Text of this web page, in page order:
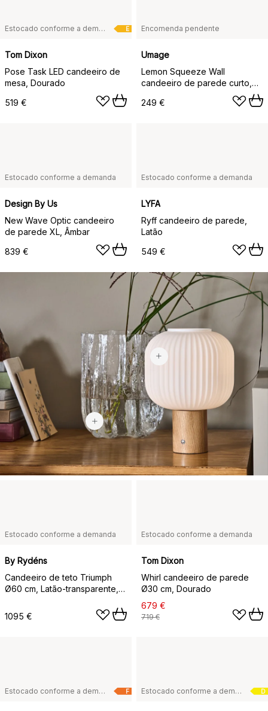
E
Estocado conforme a demanda
Tom Dixon
Pose Task LED candeeiro de
mesa, Dourado
519 €
Encomenda pendente
Umage
Lemon Squeeze Wall
candeeiro de parede curto,
249 €
Estocado conforme a demanda
Design By Us
New Wave Optic candeeiro
de parede XL, Âmbar
839 €
Estocado conforme a demanda
LYFA
Ryff candeeiro de parede,
Latão
549 €
94,40 €
349 €
Estocado conforme a demanda
By Rydéns
Candeeiro de teto Triumph
Ø60 cm, Latão-transparente,
1095 €
Estocado conforme a demanda
Tom Dixon
Whirl candeeiro de parede
Ø30 cm, Dourado
679 €
719 €
F
Estocado conforme a demanda D
Estocado conforme a demanda